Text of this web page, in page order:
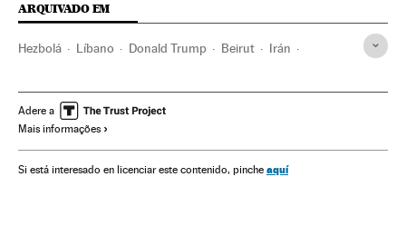
ARQUIVADO EM
Hezbolá Líbano Donald Trump Beirut Irán
Adere a
Mais informações
Si está interesado en licenciar este contenido, pinche aquí